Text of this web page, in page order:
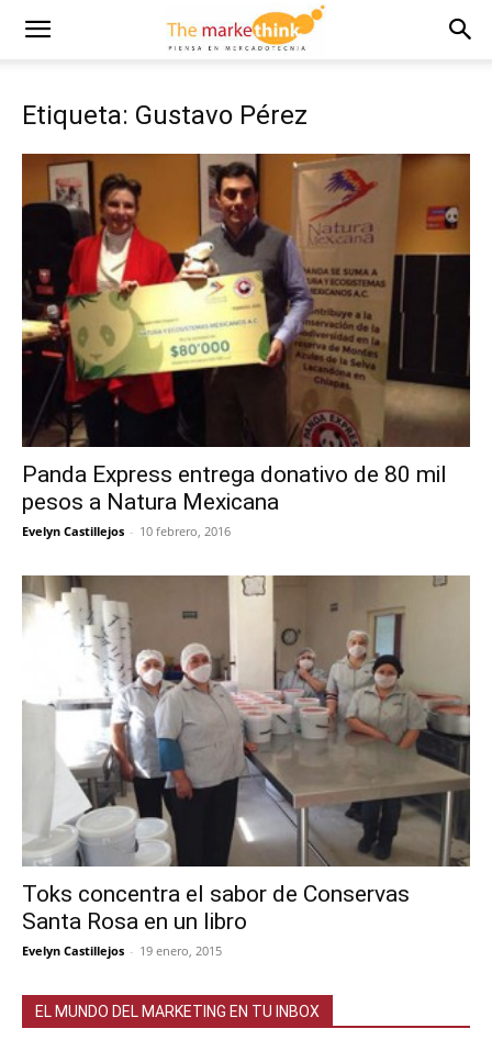
Etiqueta: Gustavo Pérez
Panda Express entrega donativo de 80 mil
pesos a Natura Mexicana
Evelyn Castillejos - 10 febrero, 2016
Toks concentra el sabor de Conservas
Santa Rosa en un libro
Evelyn Castillejos - 19 enero, 2015
EL MUNDO DEL MARKETING EN TU INBOX